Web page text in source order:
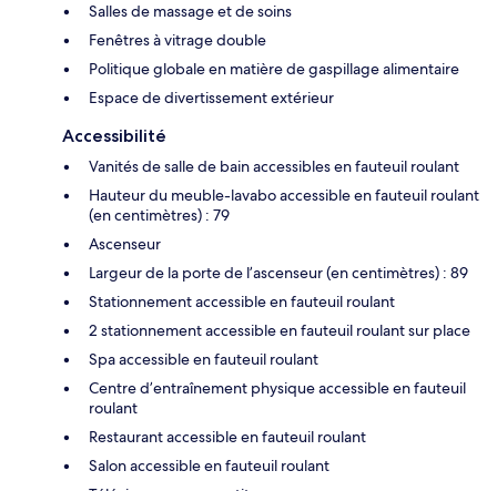
Salles de massage et de soins
Fenêtres à vitrage double
Politique globale en matière de gaspillage alimentaire
Espace de divertissement extérieur
Accessibilité
Vanités de salle de bain accessibles en fauteuil roulant
Hauteur du meuble-lavabo accessible en fauteuil roulant
(en centimètres) : 79
Ascenseur
Largeur de la porte de l’ascenseur (en centimètres) : 89
Stationnement accessible en fauteuil roulant
2 stationnement accessible en fauteuil roulant sur place
Spa accessible en fauteuil roulant
Centre d’entraînement physique accessible en fauteuil
roulant
Restaurant accessible en fauteuil roulant
Salon accessible en fauteuil roulant